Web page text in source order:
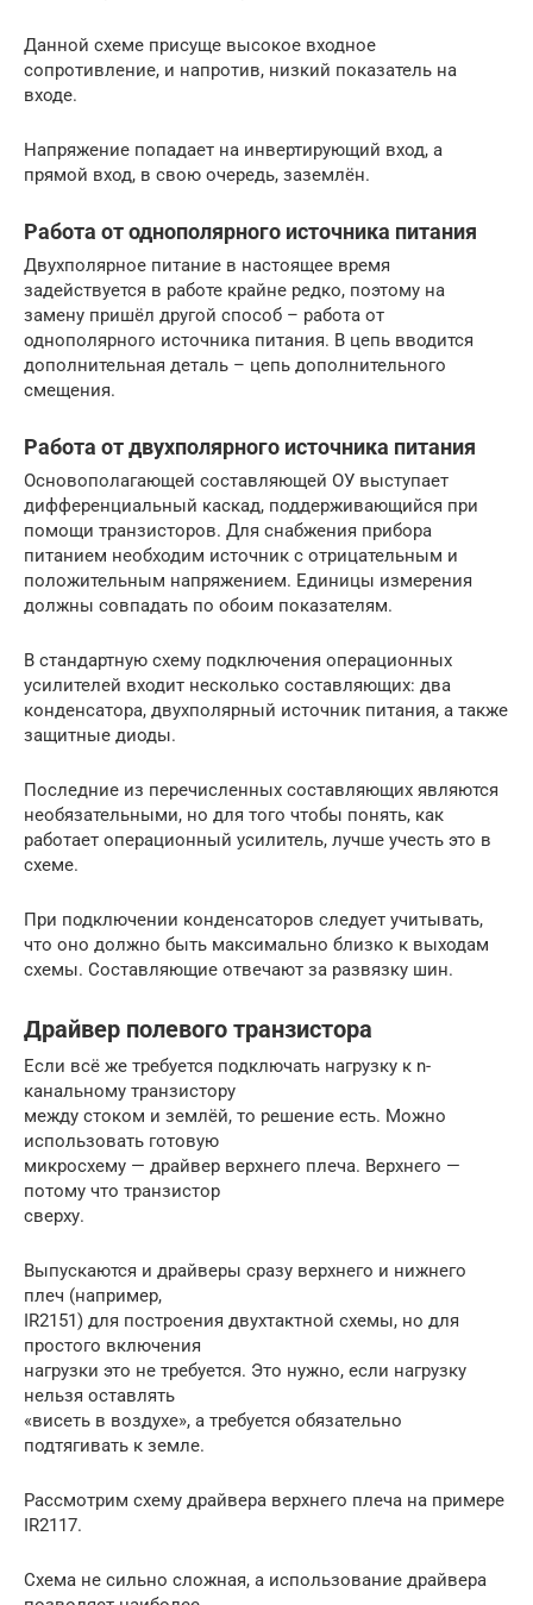
Данной схеме присуще высокое входное
сопротивление, и напротив, низкий показатель на
входе.
Напряжение попадает на инвертирующий вход, а
прямой вход, в свою очередь, заземлён.
Работа от однополярного источника питания
Двухполярное питание в настоящее время
задействуется в работе крайне редко, поэтому на
замену пришёл другой способ – работа от
однополярного источника питания. В цепь вводится
дополнительная деталь – цепь дополнительного
смещения.
Работа от двухполярного источника питания
Основополагающей составляющей ОУ выступает
дифференциальный каскад, поддерживающийся при
помощи транзисторов. Для снабжения прибора
питанием необходим источник с отрицательным и
положительным напряжением. Единицы измерения
должны совпадать по обоим показателям.
В стандартную схему подключения операционных
усилителей входит несколько составляющих: два
конденсатора, двухполярный источник питания, а также
защитные диоды.
Последние из перечисленных составляющих являются
необязательными, но для того чтобы понять, как
работает операционный усилитель, лучше учесть это в
схеме.
При подключении конденсаторов следует учитывать,
что оно должно быть максимально близко к выходам
схемы. Составляющие отвечают за развязку шин.
Драйвер полевого транзистора
Если всё же требуется подключать нагрузку к n-
канальному транзистору
между стоком и землёй, то решение есть. Можно
использовать готовую
микросхему — драйвер верхнего плеча. Верхнего —
потому что транзистор
сверху.
Выпускаются и драйверы сразу верхнего и нижнего
плеч (например,
IR2151) для построения двухтактной схемы, но для
простого включения
нагрузки это не требуется. Это нужно, если нагрузку
нельзя оставлять
«висеть в воздухе», а требуется обязательно
подтягивать к земле.
Рассмотрим схему драйвера верхнего плеча на примере
IR2117.
Схема не сильно сложная, а использование драйвера